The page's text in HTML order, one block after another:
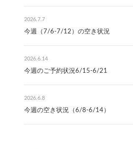
2026.7.7
今週（7/6-7/12）の空き状況
2026.6.14
今週のご予約状況6/15-6/21
2026.6.8
今週の空き状況（6/8-6/14）